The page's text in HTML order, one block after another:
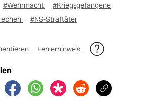
#Wehrmacht
#Kriegsgefangene
#NS-Straftäter
Fehlerhinweis